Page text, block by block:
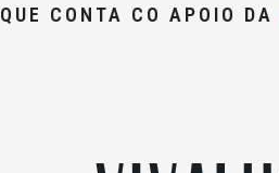
QUE CONTA CO APOIO DA